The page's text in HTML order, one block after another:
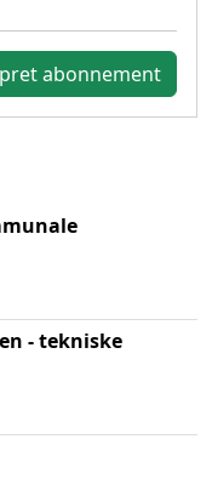
- tekniske